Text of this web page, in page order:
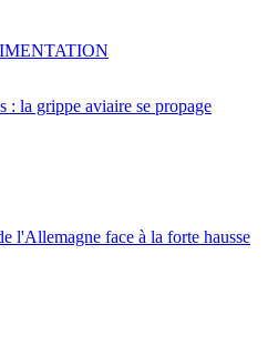
: la grippe aviaire se propage
l'Allemagne face à la forte hausse